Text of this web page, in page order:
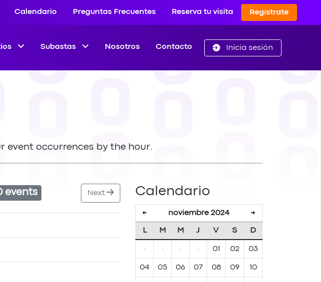
Calendario Preguntas Frecuentes Reserva tu visita Regístrate
Subastas Nosotros Contacto Inicia sesión
event occurrences by the hour.
events Next Calendario
← noviembre 2024 →
L M M J V S D
· · · · 01 02 03
04 05 06 07 08 09 10